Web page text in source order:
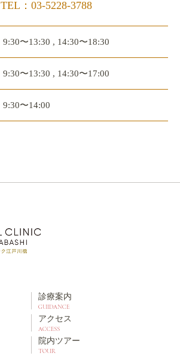
TEL：03-5228-3788
9:30〜13:30 , 14:30〜18:30
9:30〜13:30 , 14:30〜17:00
9:30〜14:00
診療案内
GUIDANCE
アクセス
ACCESS
院内ツアー
TOUR